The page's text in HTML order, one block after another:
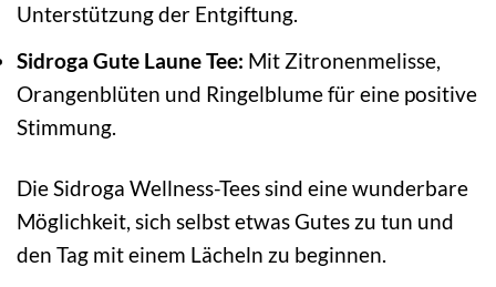
Unterstützung der Entgiftung.
Sidroga Gute Laune Tee: Mit Zitronenmelisse,
Orangenblüten und Ringelblume für eine positive
Stimmung.
Die Sidroga Wellness-Tees sind eine wunderbare
Möglichkeit, sich selbst etwas Gutes zu tun und
den Tag mit einem Lächeln zu beginnen.